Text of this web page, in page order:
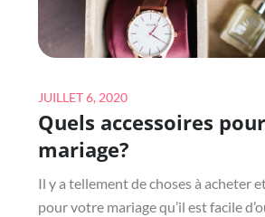
Posted
on
JUILLET 6, 2020
Quels accessoires
mariage?
Il y a tellement de choses à acheter
pour votre mariage qu’il est facile